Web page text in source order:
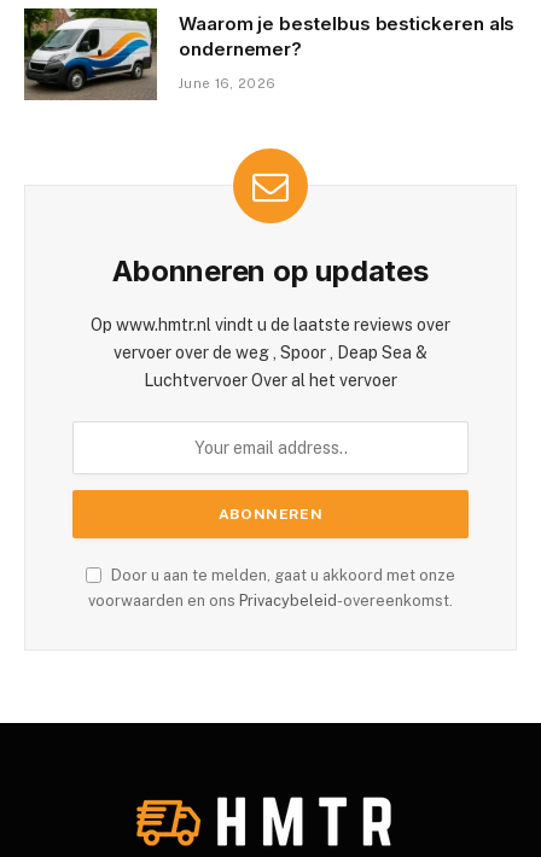
Waarom je bestelbus bestickeren als
ondernemer?
June 16, 2026
Abonneren op updates
Op www.hmtr.nl vindt u de laatste reviews over
vervoer over de weg , Spoor , Deap Sea &
Luchtvervoer Over al het vervoer
Door u aan te melden, gaat u akkoord met onze
voorwaarden en ons Privacybeleid-overeenkomst.